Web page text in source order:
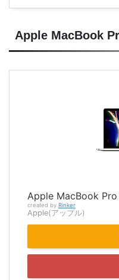
Apple MacBook
Apple MacBook
created by Rinker
Apple(アップル)